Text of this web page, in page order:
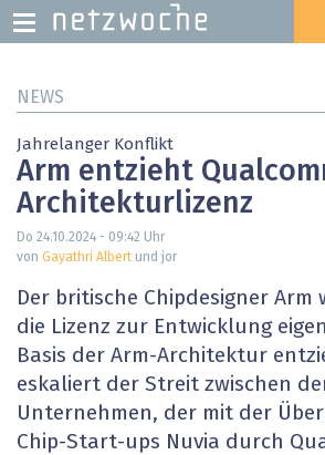
zum
MENU
NEWS
Jahrelanger Konflikt
Arm entzieht
Architekturlizenz
Do 24.10.2024 - 09:42 Uhr
von Gayathri Albert und jor
Der britische Chipdesigner Arm
die Lizenz zur Entwicklung
Basis der Arm-Architektur
eskaliert der Streit zwischen
Unternehmen, der mit der
Chip-Start-ups Nuvia durch